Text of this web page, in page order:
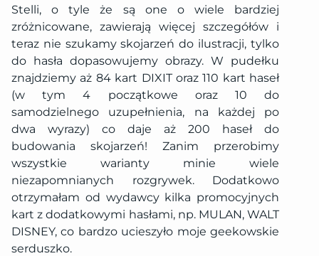
Stelli, o tyle że są one o wiele bardziej
zróżnicowane, zawierają więcej szczegółów i
teraz nie szukamy skojarzeń do ilustracji, tylko
do hasła dopasowujemy obrazy. W pudełku
znajdziemy aż 84 kart DIXIT oraz 110 kart haseł
(w tym 4 początkowe oraz 10 do
samodzielnego uzupełnienia, na każdej po
dwa wyrazy) co daje aż
200 haseł do
budowania skojarzeń! Zanim przerobimy
wszystkie warianty minie wiele
niezapomnianych rozgrywek. Dodatkowo
otrzymałam od wydawcy kilka promocyjnych
kart z dodatkowymi hasłami, np. MULAN, WALT
DISNEY, co bardzo ucieszyło moje geekowskie
serduszko.